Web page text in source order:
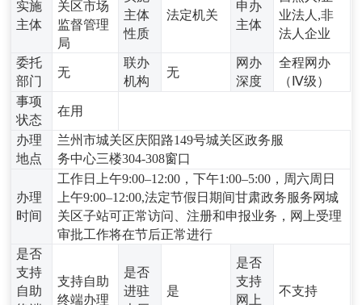
实施
主体
关区市场
监督管理
局
主体
性质
法定机关
申办
主体
业法人,非
法人企业
委托
部门
无
联办
机构
无
网办
深度
全程网办
（Ⅳ级）
事项
状态
在用
办理
地点
兰州市城关区庆阳路149号城关区政务服
务中心三楼304-308窗口
办理
时间
工作日上午9:00–12:00，下午1:00–5:00，周六周日
上午9:00–12:00,法定节假日期间甘肃政务服务网城
关区子站可正常访问、注册和申报业务，网上受理
审批工作将在节后正常进行
是否
支持
自助
支持自助
终端办理
是否
进驻
是
是否
支持
网上
不支持